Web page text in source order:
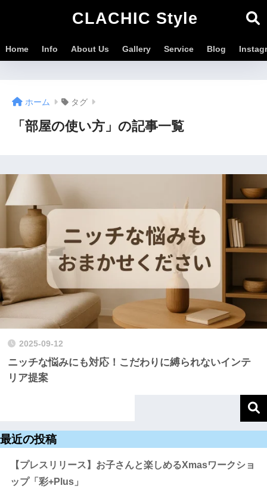
CLACHIC Style
Home Info About Us Gallery Service Blog
ホーム タグ
「部屋の使い方」の記事一覧
2025-09-12
ニッチな悩みにも対応！こだわりに縛られないインテ
リア提案
最近の投稿
【プレスリリース】お子さんと楽しめるXmasワークショ
ップ「彩+Plus」